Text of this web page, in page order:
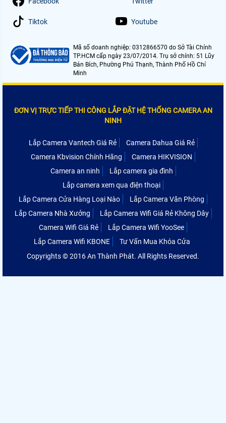
Tiktok Youtube
Mã số doanh nghiệp: 0312866570 do Sở Tài Chính
TP.HCM cấp ngày 23/07/2014. Trụ sở chính: 51 Lũy
Bán Bích, Phường Phú Thạnh, Thành Phố Hồ Chí
Minh
ĐƠN VỊ TRỰC TIẾP THI CÔNG LẮP ĐẶT HỆ THỐNG CAMERA AN
NINH
Lắp Camera Vantech Giá Rẻ
Camera Dahua Giá Rẻ
Camera Kbvision Chính Hãng
Camera HIKVISION
Camera an ninh
Lắp camera gia đình
Lắp camera xem qua điện thoại
Lắp Camera Cửa Hàng Loại Nào
Lắp Camera Văn Phòng
Lắp Camera Nhà Xưởng
Lắp Camera Wifi Giá Rẻ Không Dây
Camera Wifi Giá Rẻ
Lắp Camera Wifi YooSee
Lắp Camera Wifi KBONE
Tư Vấn Mua Khóa Cửa
Copyrights © 2016 An Thành Phát. All Rights Reserved.